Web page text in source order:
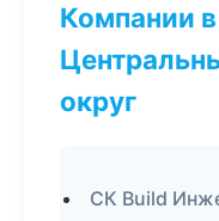
Компании
округ
СК Build